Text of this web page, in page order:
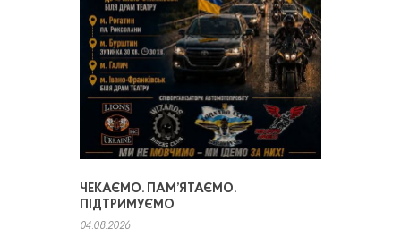
ЧЕКАЄМО. ПАМ’ЯТАЄМО.
ПІДТРИМУЄМО
04.08.2026